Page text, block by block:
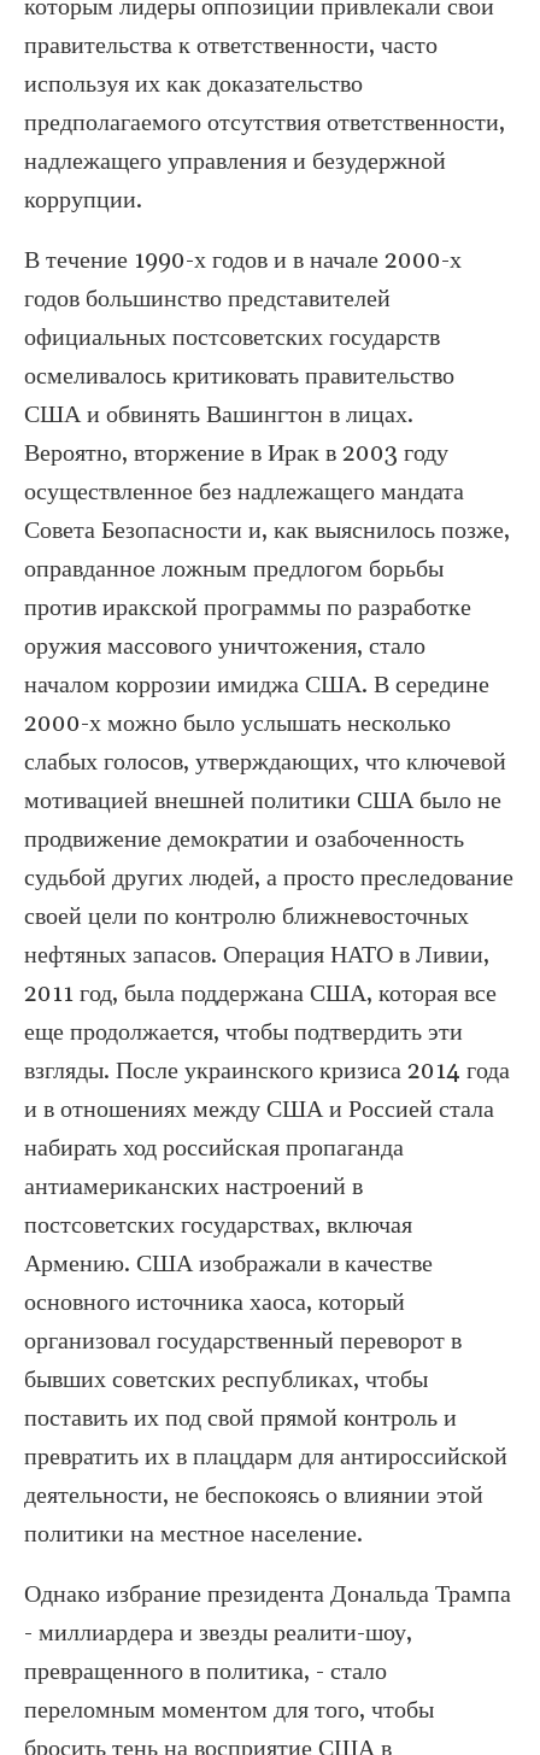
которым лидеры оппозиции привлекали свои
правительства к ответственности, часто
используя их как доказательство
предполагаемого отсутствия ответственности,
надлежащего управления и безудержной
коррупции.
В течение 1990-х годов и в начале 2000-х
годов большинство представителей
официальных постсоветских государств
осмеливалось критиковать правительство
США и обвинять Вашингтон в лицах.
Вероятно, вторжение в Ирак в 2003 году
осуществленное без надлежащего мандата
Совета Безопасности и, как выяснилось позже,
оправданное ложным предлогом борьбы
против иракской программы по разработке
оружия массового уничтожения, стало
началом коррозии имиджа США. В середине
2000-х можно было услышать несколько
слабых голосов, утверждающих, что ключевой
мотивацией внешней политики США было не
продвижение демократии и озабоченность
судьбой других людей, а просто преследование
своей цели по контролю ближневосточных
нефтяных запасов. Операция НАТО в Ливии,
2011 год, была поддержана США, которая все
еще продолжается, чтобы подтвердить эти
взгляды. После украинского кризиса 2014 года
и в отношениях между США и Россией стала
набирать ход российская пропаганда
антиамериканских настроений в
постсоветских государствах, включая
Армению. США изображали в качестве
основного источника хаоса, который
организовал государственный переворот в
бывших советских республиках, чтобы
поставить их под свой прямой контроль и
превратить их в плацдарм для антироссийской
деятельности, не беспокоясь о влиянии этой
политики на местное население.
Однако избрание президента Дональда Трампа
- миллиардера и звезды реалити-шоу,
превращенного в политика, - стало
переломным моментом для того, чтобы